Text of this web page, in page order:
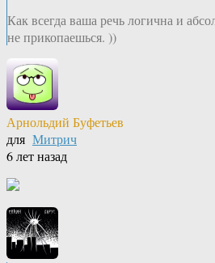
Как всегда ваша речь логична и
не прикопаешься. ))
Арнольдий Буфетьев
для Митрич
6 лет назад